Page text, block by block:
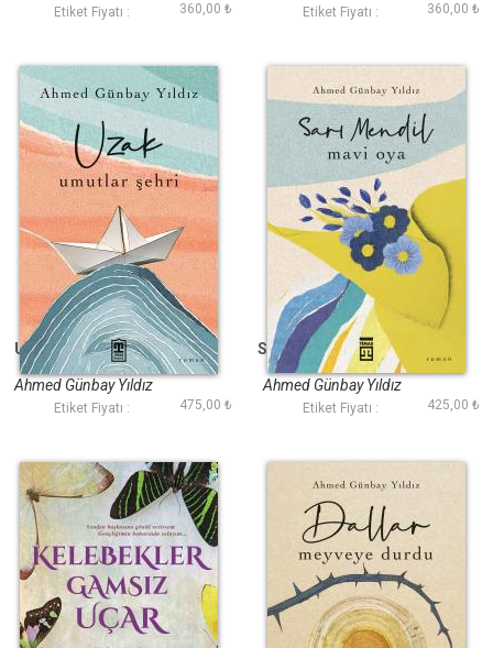
Etiket Fiyatı : 360,00 ₺ Etiket Fiyatı : 360,00 ₺
Uzak Umutlar Şehri
Ahmed Günbay Yıldız
Etiket Fiyatı : 475,00 ₺
Sarı Mendil Mavi Oya
Ahmed Günbay Yıldız
Etiket Fiyatı : 425,00 ₺